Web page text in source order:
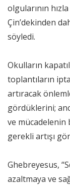
olgularının
Çin’dekinden
söyledi.
Okulların
toplantıların
artıracak
gördüklerini;
ve mücadelenin
gerekli artışı
Ghebreyesus,
azaltmaya ve